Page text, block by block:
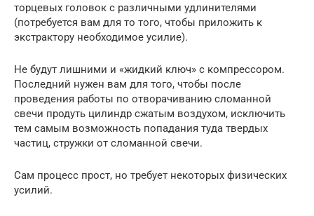
торцевых головок с различными удлинителями
(потребуется вам для то того, чтобы приложить к
экстрактору необходимое усилие).
Не будут лишними и «жидкий ключ» с компрессором.
Последний нужен вам для того, чтобы после
проведения работы по отворачиванию сломанной
свечи продуть цилиндр сжатым воздухом, исключить
тем самым возможность попадания туда твердых
частиц, стружки от сломанной свечи.
Сам процесс прост, но требует некоторых физических
усилий.